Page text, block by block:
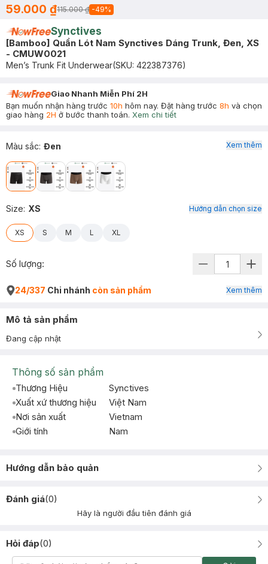
59.000 ₫115.000 ₫ -49%
Synctives
[Bamboo] Quần Lót Nam Synctives Dáng Trunk, Đen, XS
- CMUW0021
Men’s Trunk Fit Underwear(SKU: 422387376)
Giao Nhanh Miễn Phí 2H
Bạn muốn nhận hàng trước 10h hôm nay. Đặt hàng trước 8h và chọn
giao hàng 2H ở bước thanh toán. Xem chi tiết
Màu sắc: Đen
Size: XS Hướng dẫn chọn size
XS S M L XL
Xem thêm
Số lượng:
24/337 Chi nhánh còn sản phẩm Xem thêm
Mô tả sản phẩm
Đang cập nhật
Thông số sản phẩm
Thương Hiệu
Synctives
Xuất xứ thương hiệu
Việt Nam
Nơi sản xuất
Vietnam
Giới tính
Nam
Hướng dẫn bảo quản
Đánh giá(0)
Hãy là người đầu tiên đánh giá
Hỏi đáp(0)